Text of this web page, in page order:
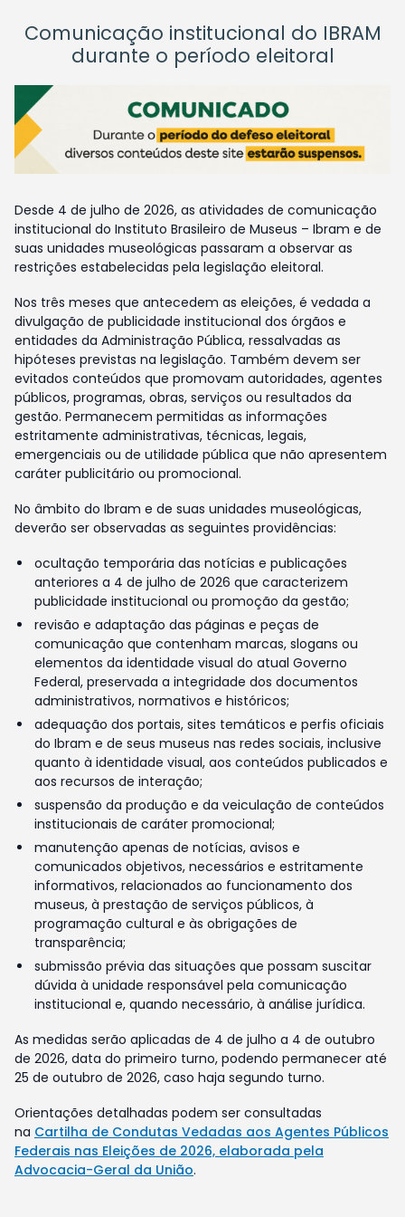
Comunicação institucional do IBRAM
durante o período eleitoral
Desde 4 de julho de 2026, as atividades de comunicação
institucional do Instituto Brasileiro de Museus – Ibram e de
suas unidades museológicas passaram a observar as
restrições estabelecidas pela legislação eleitoral.
Nos três meses que antecedem as eleições, é vedada a
divulgação de publicidade institucional dos órgãos e
entidades da Administração Pública, ressalvadas as
hipóteses previstas na legislação. Também devem ser
evitados conteúdos que promovam autoridades, agentes
públicos, programas, obras, serviços ou resultados da
gestão. Permanecem permitidas as informações
estritamente administrativas, técnicas, legais,
emergenciais ou de utilidade pública que não apresentem
caráter publicitário ou promocional.
No âmbito do Ibram e de suas unidades museológicas,
deverão ser observadas as seguintes providências:
ocultação temporária das notícias e publicações
anteriores a 4 de julho de 2026 que caracterizem
publicidade institucional ou promoção da gestão;
revisão e adaptação das páginas e peças de
comunicação que contenham marcas, slogans ou
elementos da identidade visual do atual Governo
Federal, preservada a integridade dos documentos
administrativos, normativos e históricos;
adequação dos portais, sites temáticos e perfis oficiais
do Ibram e de seus museus nas redes sociais, inclusive
quanto à identidade visual, aos conteúdos publicados e
aos recursos de interação;
suspensão da produção e da veiculação de conteúdos
institucionais de caráter promocional;
manutenção apenas de notícias, avisos e
comunicados objetivos, necessários e estritamente
informativos, relacionados ao funcionamento dos
museus, à prestação de serviços públicos, à
programação cultural e às obrigações de
transparência;
submissão prévia das situações que possam suscitar
dúvida à unidade responsável pela comunicação
institucional e, quando necessário, à análise jurídica.
As medidas serão aplicadas de 4 de julho a 4 de outubro
de 2026, data do primeiro turno, podendo permanecer até
25 de outubro de 2026, caso haja segundo turno.
Orientações detalhadas podem ser consultadas
na Cartilha de Condutas Vedadas aos Agentes Públicos
Federais nas Eleições de 2026, elaborada pela
Advocacia-Geral da União.